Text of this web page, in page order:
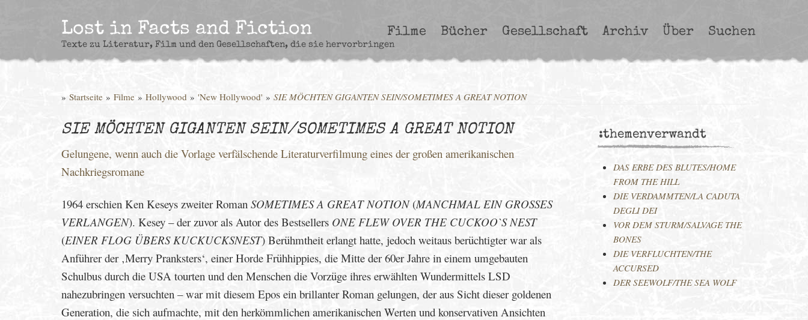
Lost in Facts and Fiction
Texte zu Literatur, Film und den Gesellschaften, die sie hervorbringen
Filme Bücher Gesellschaft Archiv Über Suchen
» Startseite » Filme » Hollywood » 'New Hollywood' » SIE MÖCHTEN GIGANTEN SEIN/SOMETIMES A GREAT NOTION
SIE MÖCHTEN GIGANTEN SEIN/SOMETIMES A GREAT NOTION
Gelungene, wenn auch die Vorlage verfälschende Literaturverfilmung eines der großen amerikanischen
Nachkriegsromane
1964 erschien Ken Keseys zweiter Roman SOMETIMES A GREAT NOTION(MANCHMAL EIN GROSSES
VERLANGEN). Kesey – der zuvor als Autor des Bestsellers ONE FLEW OVER THE CUCKOO`S NEST
(EINER FLOG ÜBERS KUCKUCKSNEST) Berühmtheit erlangt hatte, jedoch weitaus berüchtigter war als
Anführer der ‚Merry Pranksters‘, einer Horde Frühhippies, die Mitte der 60er Jahre in einem umgebauten
Schulbus durch die USA tourten und den Menschen die Vorzüge ihres erwählten Wundermittels LSD
nahezubringen versuchten – war mit diesem Epos ein brillanter Roman gelungen, der aus Sicht dieser goldenen
Generation, die sich aufmachte, mit den herkömmlichen amerikanischen Werten und konservativen Ansichten
:themenverwandt
DAS ERBE DES BLUTES/HOME
FROM THE HILL
DIE VERDAMMTEN/LA CADUTA
DEGLI DEI
VOR DEM STURM/SALVAGE THE
BONES
DIE VERFLUCHTEN/THE
ACCURSED
DER SEEWOLF/THE SEA WOLF